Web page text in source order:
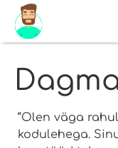
“Olen väga
kodulehega.